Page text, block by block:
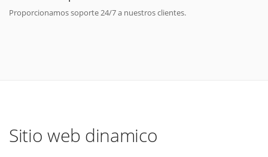
Proporcionamos soporte 24/7 a nuestros clientes.
Sitio web dinamico